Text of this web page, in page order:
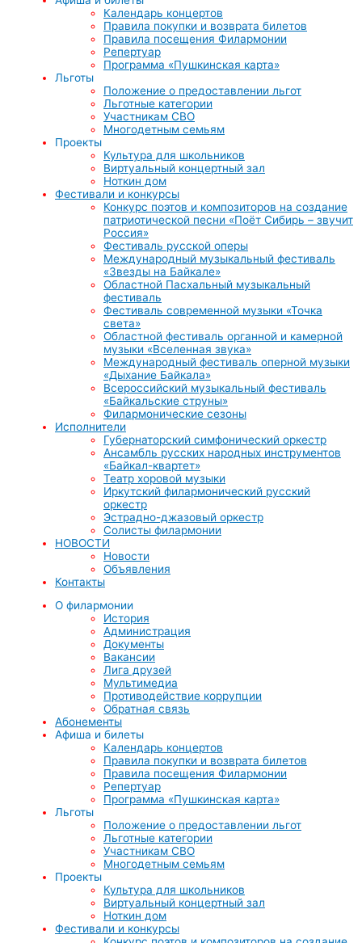
Календарь концертов
Правила покупки и возврата билетов
Правила посещения Филармонии
Репертуар
Программа «Пушкинская карта»
Льготы
Положение о предоставлении льгот
Льготные категории
Участникам СВО
Многодетным семьям
Проекты
Культура для школьников
Виртуальный концертный зал
Ноткин дом
Фестивали и конкурсы
Конкурс поэтов и композиторов на создание
патриотической песни «Поёт Сибирь – звучит
Россия»
Фестиваль русской оперы
Международный музыкальный фестиваль
«Звезды на Байкале»
Областной Пасхальный музыкальный
фестиваль
Фестиваль современной музыки «Точка
света»
Областной фестиваль органной и камерной
музыки «Вселенная звука»
Международный фестиваль оперной музыки
«Дыхание Байкала»
Всероссийский музыкальный фестиваль
«Байкальские струны»
Филармонические сезоны
Исполнители
Губернаторский симфонический оркестр
Ансамбль русских народных инструментов
«Байкал-квартет»
Театр хоровой музыки
Иркутский филармонический русский
оркестр
Эстрадно-джазовый оркестр
Солисты филармонии
НОВОСТИ
Новости
Объявления
Контакты
О филармонии
История
Администрация
Документы
Вакансии
Лига друзей
Мультимедиа
Противодействие коррупции
Обратная связь
Абонементы
Афиша и билеты
Календарь концертов
Правила покупки и возврата билетов
Правила посещения Филармонии
Репертуар
Программа «Пушкинская карта»
Льготы
Положение о предоставлении льгот
Льготные категории
Участникам СВО
Многодетным семьям
Проекты
Культура для школьников
Виртуальный концертный зал
Ноткин дом
Фестивали и конкурсы